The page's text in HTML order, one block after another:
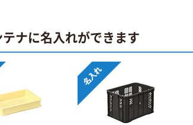
テナに名入れができます